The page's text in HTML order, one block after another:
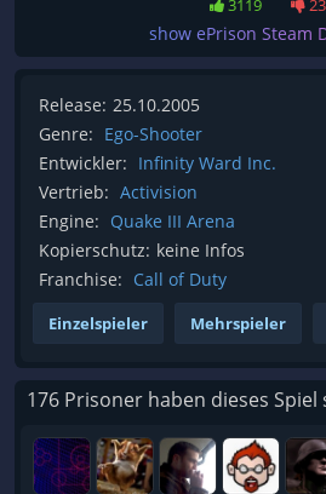
3119
show ePrison Steam
Release: 25.10.2005
Genre: Ego-Shooter
Entwickler: Infinity Ward Inc.
Vertrieb: Activision
Engine: Quake III Arena
Kopierschutz: keine Infos
Franchise: Call of Duty
Einzelspieler Mehrspieler
176 Prisoner haben dieses Spiel